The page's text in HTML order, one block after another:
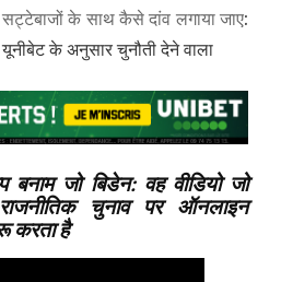
सट्टेबाजों के साथ कैसे दांव लगाया जाए:
यूनीबेट के अनुसार चुनौती देने वाला
बनाम जो बिडेन: वह वीडियो जो
चुनाव पर ऑनलाइन
करता है